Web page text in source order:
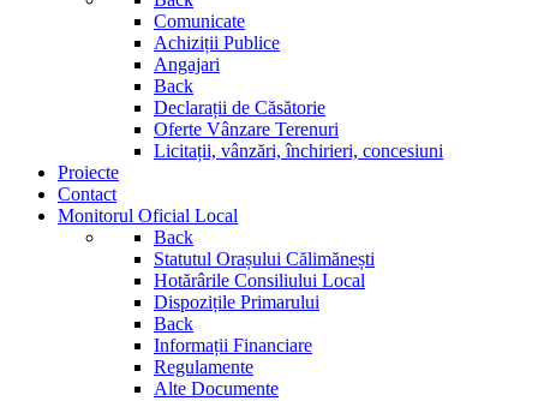
Comunicate
Achiziții Publice
Angajari
Back
Declarații de Căsătorie
Oferte Vânzare Terenuri
Licitații, vânzări, închirieri, concesiuni
Proiecte
Contact
Monitorul Oficial Local
Back
Statutul Orașului Călimănești
Hotărârile Consiliului Local
Dispozițile Primarului
Back
Informații Financiare
Regulamente
Alte Documente